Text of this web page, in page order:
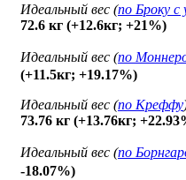
Идеальный вес (по Броку c
72.6 кг (+12.6кг; +21%)
Идеальный вес (по
(+11.5кг; +19.17%)
Идеальный вес (по Креффу
73.76 кг (+13.76кг;
Идеальный вес (по
-18.07%)